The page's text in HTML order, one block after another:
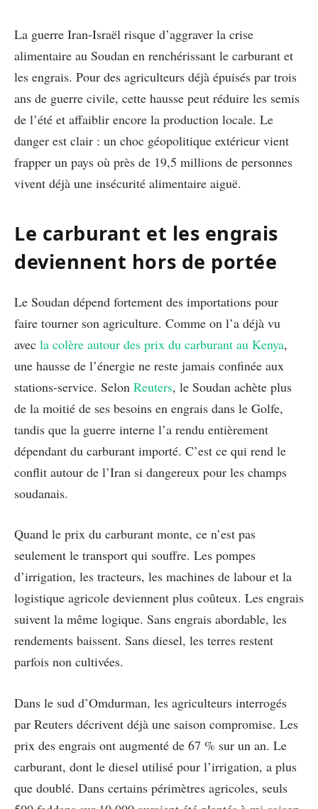
La guerre Iran-Israël risque d’aggraver la crise
alimentaire au Soudan en renchérissant le carburant et
les engrais. Pour des agriculteurs déjà épuisés par trois
ans de guerre civile, cette hausse peut réduire les semis
de l’été et affaiblir encore la production locale. Le
danger est clair : un choc géopolitique extérieur vient
frapper un pays où près de 19,5 millions de personnes
vivent déjà une insécurité alimentaire aiguë.
Le carburant et les engrais
deviennent hors de portée
Le Soudan dépend fortement des importations pour
faire tourner son agriculture. Comme on l’a déjà vu
avec la colère autour des prix du carburant au Kenya,
une hausse de l’énergie ne reste jamais confinée aux
stations-service. Selon Reuters, le Soudan achète plus
de la moitié de ses besoins en engrais dans le Golfe,
tandis que la guerre interne l’a rendu entièrement
dépendant du carburant importé. C’est ce qui rend le
conflit autour de l’Iran si dangereux pour les champs
soudanais.
Quand le prix du carburant monte, ce n’est pas
seulement le transport qui souffre. Les pompes
d’irrigation, les tracteurs, les machines de labour et la
logistique agricole deviennent plus coûteux. Les engrais
suivent la même logique. Sans engrais abordable, les
rendements baissent. Sans diesel, les terres restent
parfois non cultivées.
Dans le sud d’Omdurman, les agriculteurs interrogés
par Reuters décrivent déjà une saison compromise. Les
prix des engrais ont augmenté de 67 % sur un an. Le
carburant, dont le diesel utilisé pour l’irrigation, a plus
que doublé. Dans certains périmètres agricoles, seuls